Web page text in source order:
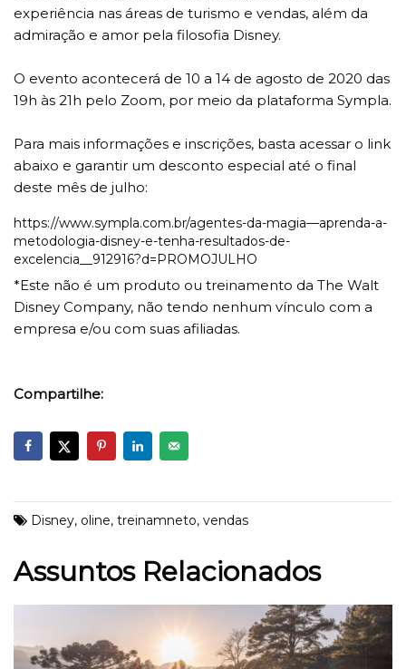
experiência nas áreas de turismo e vendas, além da
admiração e amor pela filosofia Disney.
O evento acontecerá de 10 a 14 de agosto de 2020 das
19h às 21h pelo Zoom, por meio da plataforma Sympla.
Para mais informações e inscrições, basta acessar o link
abaixo e garantir um desconto especial até o final
deste mês de julho:
https://www.sympla.com.br/agentes-da-magia—aprenda-a-
metodologia-disney-e-tenha-resultados-de-
excelencia__912916?d=PROMOJULHO
*Este não é um produto ou treinamento da The Walt
Disney Company, não tendo nenhum vínculo com a
empresa e/ou com suas afiliadas.
Compartilhe:
Disney, oline, treinamneto, vendas
Assuntos Relacionados